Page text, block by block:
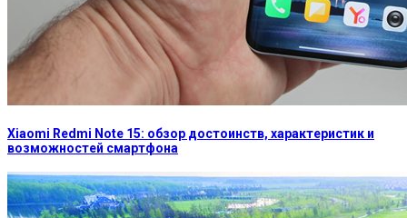
Xiaomi Redmi Note 15: обзор достоинств, характеристик и
возможностей смартфона